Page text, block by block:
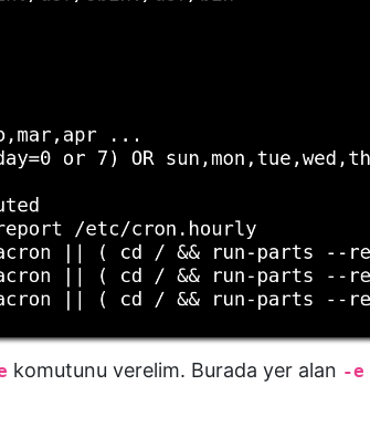
komutunu verelim. Burada yer alan -e